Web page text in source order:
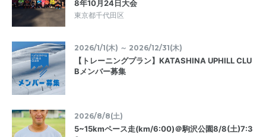
8年10月24日大会
東京都千代田区
2026/1/1(木) ～ 2026/12/31(木)
【トレーニングプラン】KATASHINA UPHILL CLU
Bメンバー募集
2026/8/8(土)
5~15kmペース走(km/6:00)＠駒沢公園8/8(土)7:3